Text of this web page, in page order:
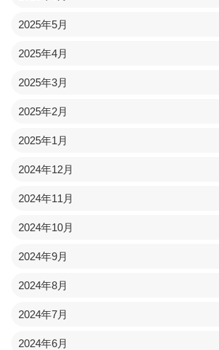
2025年5月
2025年4月
2025年3月
2025年2月
2025年1月
2024年12月
2024年11月
2024年10月
2024年9月
2024年8月
2024年7月
2024年6月